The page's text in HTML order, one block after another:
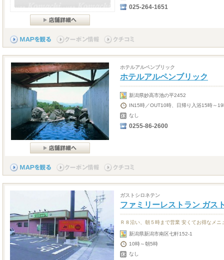
025-264-1651
ホテルアルペンブリック
ホテルアルペンブリック
新潟県妙高市池の平2452
IN15時／OUT10時、日帰り入浴15時～
なし
0255-86-2600
ガストシロネテン
ファミリーレストラン ガス
Ｒ８沿い、朝５時まで営業 安くてお得なメニ
新潟県新潟市南区七軒152-1
10時～朝5時
なし